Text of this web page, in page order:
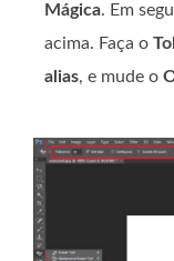
Mágica. Em
acima. Faça o
alias, e mude o